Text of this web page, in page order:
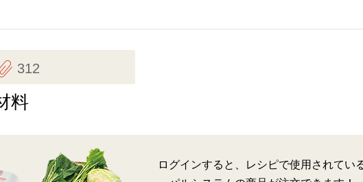
312
料
ログインすると、レシピで使用されてい